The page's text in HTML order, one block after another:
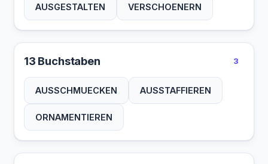
AUSGESTALTEN VERSCHOENERN
13 Buchstaben 3
AUSSCHMUECKEN AUSSTAFFIEREN
ORNAMENTIEREN